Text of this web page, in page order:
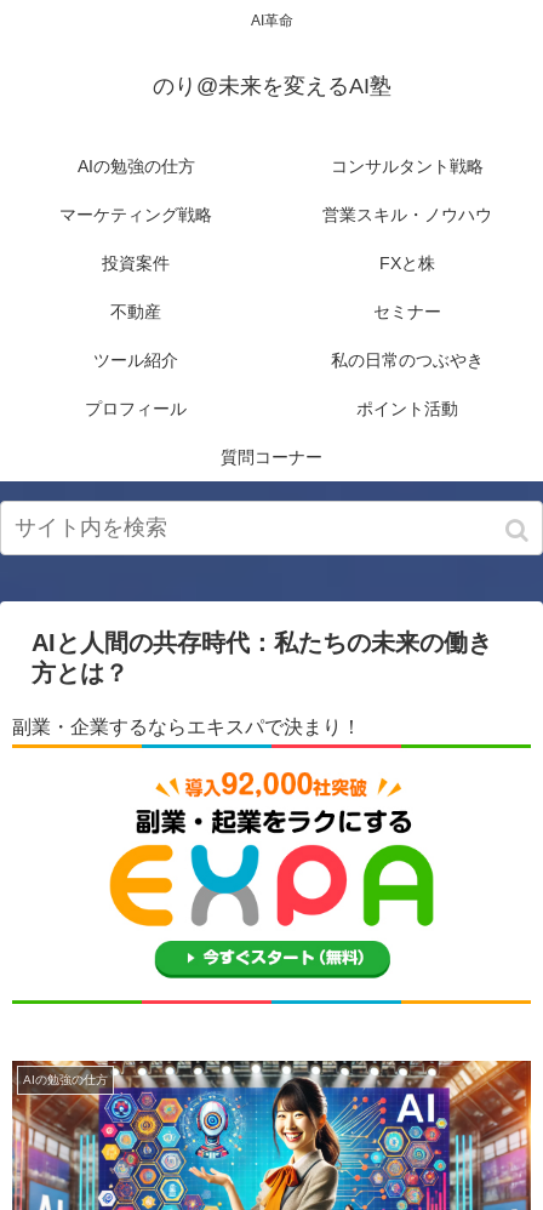
AI革命
のり@未来を変えるAI塾
AIの勉強の仕方 コンサルタント戦略
マーケティング戦略 営業スキル・ノウハウ
投資案件 FXと株
不動産 セミナー
ツール紹介 私の日常のつぶやき
プロフィール ポイント活動
質問コーナー
AIと人間の共存時代：私たちの未来の働き
方とは？
副業・企業するならエキスパで決まり！
AIの勉強の仕方